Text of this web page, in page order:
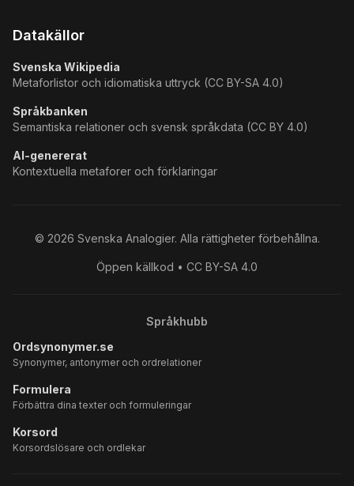
Datakällor
Svenska Wikipedia
Metaforlistor och idiomatiska uttryck (CC BY-SA 4.0)
Språkbanken
Semantiska relationer och svensk språkdata (CC BY 4.0)
AI-genererat
Kontextuella metaforer och förklaringar
© 2026 Svenska Analogier. Alla rättigheter förbehållna.
Öppen källkod • CC BY-SA 4.0
Språkhubb
Ordsynonymer.se
Synonymer, antonymer och ordrelationer
Formulera
Förbättra dina texter och formuleringar
Korsord
Korsordslösare och ordlekar